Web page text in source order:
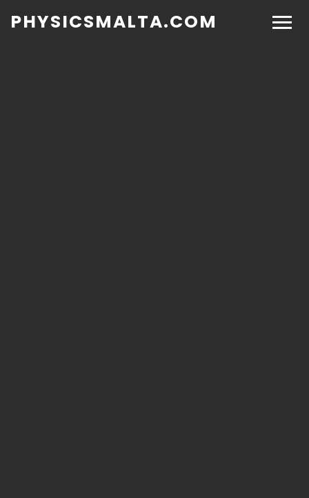
PHYSICSMALTA.COM